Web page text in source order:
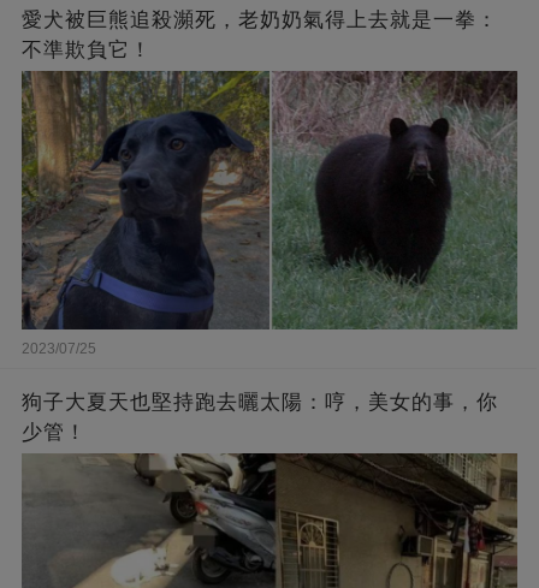
愛犬被巨熊追殺瀕死，老奶奶氣得上去就是一拳：
不準欺負它！
2023/07/25
狗子大夏天也堅持跑去曬太陽：哼，美女的事，你
少管！